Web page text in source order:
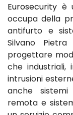
Eurosecurity è
occupa della
antifurto e
Silvano
progettare
che industriali,
intrusioni
anche sistemi
remota e